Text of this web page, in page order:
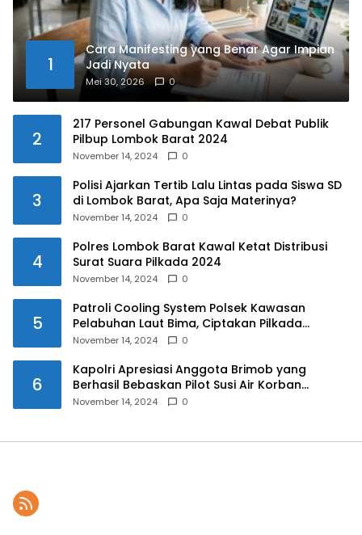
1
Cara Manifesting yang Benar Agar Impian
Jadi Nyata
Mei 30, 2026 0
2
217 Personel Gabungan Kawal Debat Publik
Pilbup Lombok Barat 2024
November 14, 2024 0
3
Polisi Ajarkan Tertib Lalu Lintas pada Siswa SD
di Lombok Barat, Apa Saja Materinya?
November 14, 2024 0
4
Polres Lombok Barat Kawal Ketat Distribusi
Surat Suara Pilkada 2024
November 14, 2024 0
5
Patroli Cooling System Polsek Kawasan
Pelabuhan Laut Bima, Ciptakan Pilkada
Serentak 2024 yang Aman dan Damai
November 14, 2024 0
6
Kapolri Apresiasi Anggota Brimob yang
Berhasil Bebaskan Pilot Susi Air Korban
Penyanderaan KKB
November 14, 2024 0